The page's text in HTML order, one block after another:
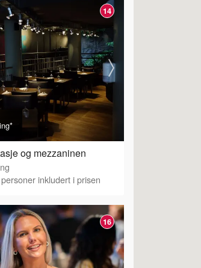
14
og mezzaninen
inkludert i prisen
16